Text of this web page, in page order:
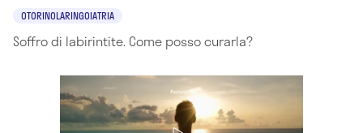
OTORINOLARINGOIATRIA
Soffro di labirintite. Come posso curarla?